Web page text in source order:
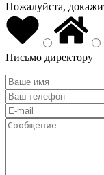
Пожалуйста,
Письмо директору